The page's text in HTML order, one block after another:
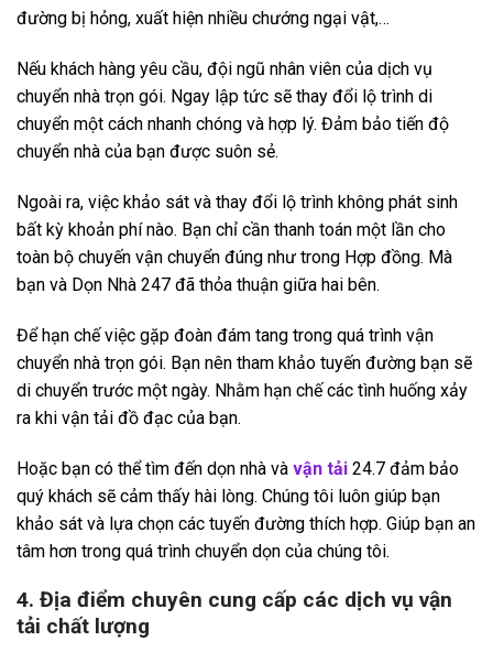
đường bị hỏng, xuất hiện nhiều chướng ngại vật,…
Nếu khách hàng yêu cầu, đội ngũ nhân viên của dịch vụ
chuyển nhà trọn gói. Ngay lập tức sẽ thay đổi lộ trình di
chuyển một cách nhanh chóng và hợp lý. Đảm bảo tiến độ
chuyển nhà của bạn được suôn sẻ.
Ngoài ra, việc khảo sát và thay đổi lộ trình không phát sinh
bất kỳ khoản phí nào. Bạn chỉ cần thanh toán một lần cho
toàn bộ chuyến vận chuyển đúng như trong Hợp đồng. Mà
bạn và Dọn Nhà 247 đã thỏa thuận giữa hai bên.
Để hạn chế việc gặp đoàn đám tang trong quá trình vận
chuyển nhà trọn gói. Bạn nên tham khảo tuyến đường bạn sẽ
di chuyển trước một ngày. Nhằm hạn chế các tình huống xảy
ra khi vận tải đồ đạc của bạn.
Hoặc bạn có thể tìm đến dọn nhà và vận tải 24.7 đảm bảo
quý khách sẽ cảm thấy hài lòng. Chúng tôi luôn giúp bạn
khảo sát và lựa chọn các tuyến đường thích hợp. Giúp bạn an
tâm hơn trong quá trình chuyển dọn của chúng tôi.
4. Địa điểm chuyên cung cấp các dịch vụ vận
tải chất lượng